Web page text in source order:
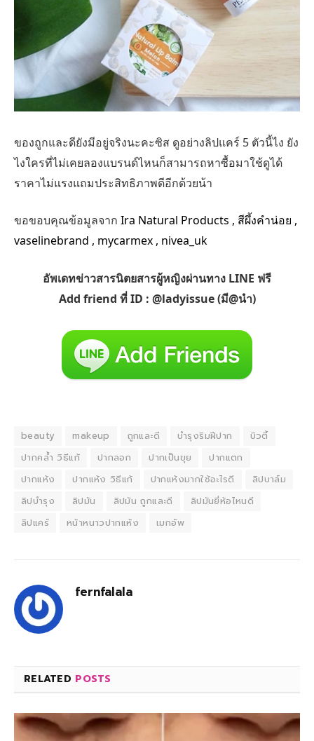
ของถูกและดียังมีอยู่จริงนะคะซิส ดูอย่างลิปแคร์ 5 ตัวนี้ไง ยัง
ไงใครที่ไม่เคยลองแบรนด์ไหนก็สามารถหาซื้อมาใช้ดูได้
ราคาไม่แรงแถมประสิทธิภาพดีอีกด้วยน้า
ขอขอบคุณข้อมูลจาก Ira Natural Products , สีผึ้งคำน่อย ,
vaselinebrand , mycarmex , nivea_uk
อัพเดทข่าวสารนิตยสารผู้หญิงผ่านทาง LINE ฟรี
Add friend ที่ ID : @ladyissue (มี@นำ)
beauty makeup ถูกและดี บำรุงริมฝีปาก
บิวตี้
ปากคล้ำ วิธีแก้
ปากลอก ปากเป็นขุย
ปากแตก
ปากแห้ง
ปากแห้ง วิธีแก้ ปากแห้งมากใช้อะไรดี
ลิปบาล์ม
ลิปบำรุง
ลิปมัน ลิปมัน ถูกและดี
ลิปมันยี่ห้อไหนดี
ลิปแคร์
หน้าหนาวปากแห้ง เมกอัพ
fernfalala
RELATED POSTS